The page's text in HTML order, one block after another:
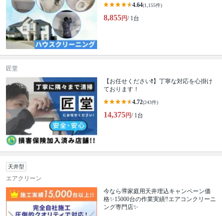
4.64(1,155件)
8,855円/ 1台
匠堂
【お任せください❗️】丁寧な対応を心掛け
ております！
4.72(243件)
14,375円/ 1台
天井型
エアクリーン
今なら🉐家庭用天井埋込キャンペーン価
格✨15000台の作業実績‼️エアコンクリーニ
ング専門店✨